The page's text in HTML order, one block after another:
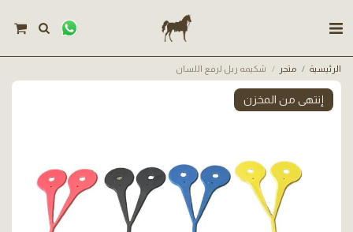
الرئيسية متجر شكيمه ربل لرفع اللسان
إنتهى من المخزن